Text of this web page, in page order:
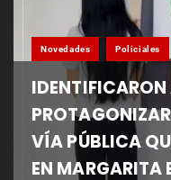
Novedades Policiales
IDENTIFICARON
VÍA PÚBLICA
EN MARGARITA